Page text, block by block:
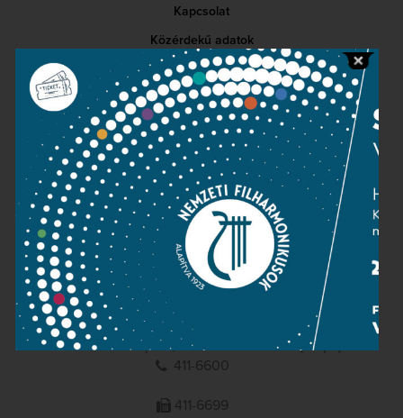
Kapcsolat
Közérdekű adatok
Sajtószoba
Adatvédelem
Impresszum
NEMZETI
FILHARMONIKUSOK
1095 Budapest, Komor Marcell u. 1. (Müpa)
411-6600
411-6699